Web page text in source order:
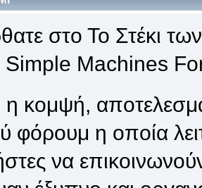
στο Το Στέκι
Simple Machines
η κομψή,
φόρουμ η οποία
να